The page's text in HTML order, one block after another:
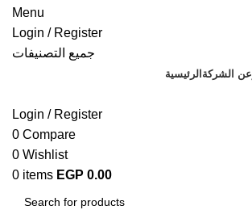
Menu
Login / Register
جميع التصنيفات
الرئيسية عن الشركة
Login / Register
0 Compare
0 Wishlist
0 items EGP 0.00